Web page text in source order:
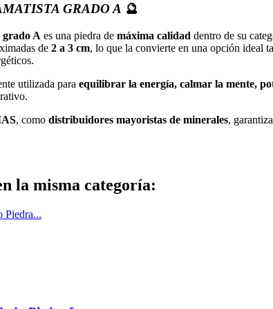
GRADO A 🔮
grado A es una piedra de máxima calidad dentro de su
de 2 a 3 cm, lo que la convierte en una opción ideal
utilizada para equilibrar la energía, calmar la mente,
, como distribuidores mayoristas de minerales,
la misma categoría: